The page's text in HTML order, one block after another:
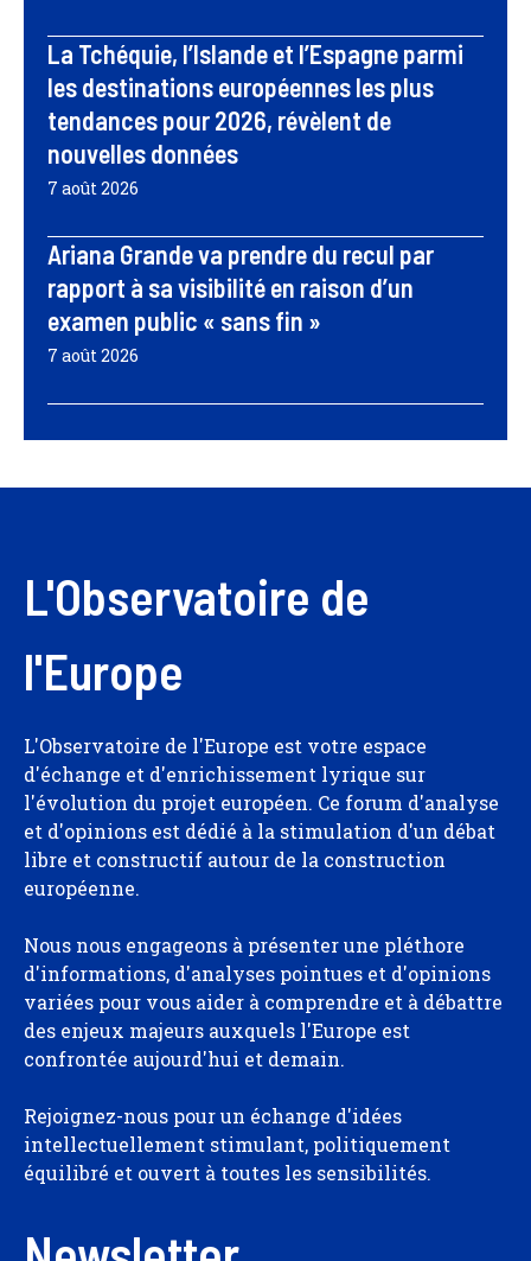
La Tchéquie, l’Islande et l’Espagne parmi
les destinations européennes les plus
tendances pour 2026, révèlent de
nouvelles données
7 août 2026
Ariana Grande va prendre du recul par
rapport à sa visibilité en raison d’un
examen public « sans fin »
7 août 2026
L'Observatoire de
l'Europe
L'Observatoire de l'Europe est votre espace
d'échange et d'enrichissement lyrique sur
l'évolution du projet européen. Ce forum d'analyse
et d'opinions est dédié à la stimulation d'un débat
libre et constructif autour de la construction
européenne.
Nous nous engageons à présenter une pléthore
d'informations, d'analyses pointues et d'opinions
variées pour vous aider à comprendre et à débattre
des enjeux majeurs auxquels l'Europe est
confrontée aujourd'hui et demain.
Rejoignez-nous pour un échange d'idées
intellectuellement stimulant, politiquement
équilibré et ouvert à toutes les sensibilités.